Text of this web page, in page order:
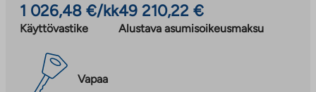
1 026,48 €/kk
Käyttövastike
49 210,22 €
Alustava asumisoikeusmaksu
Vapaa